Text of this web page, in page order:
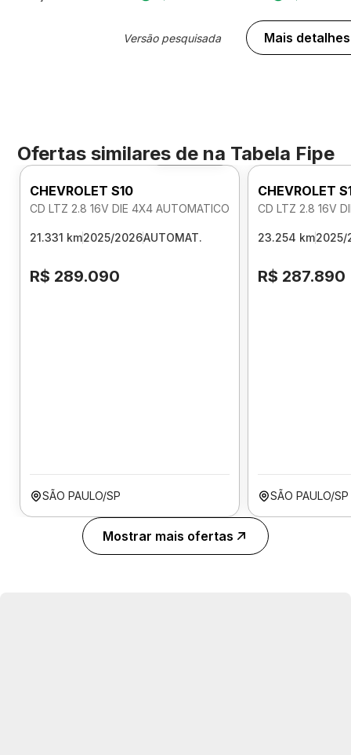
Versão pesquisada Mais detalhes
Ofertas similares de na Tabela Fipe
Foto 360º
CHEVROLET S10
CD LTZ 2.8 16V DIE 4X4 AUTOMATICO
21.331 km2025/2026AUTOMAT.
R$ 289.090
SÃO PAULO/SP
CHEVROLET
CD LTZ 2.8 16V
23.254 km2025/
R$ 287.890
SÃO PAULO/SP
Mostrar mais ofertas